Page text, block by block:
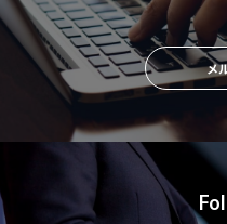
メ